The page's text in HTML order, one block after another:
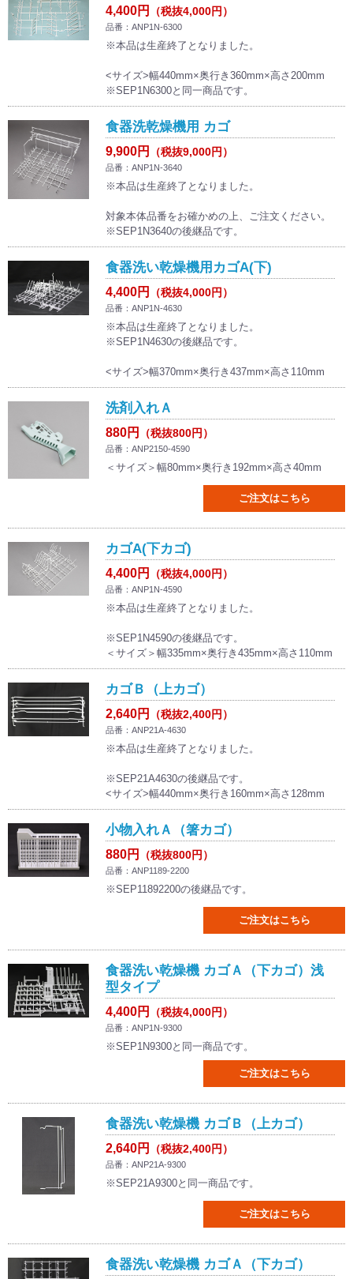
4,400円 （税抜4,000円）
品番：ANP1N-6300
※本品は生産終了となりました。
<サイズ>幅440mm×奥行き360mm×高さ200mm
※SEP1N6300と同一商品です。
食器洗乾燥機用 カゴ
9,900円 （税抜9,000円）
品番：ANP1N-3640
※本品は生産終了となりました。
対象本体品番をお確かめの上、ご注文ください。
※SEP1N3640の後継品です。
食器洗い乾燥機用カゴA(下)
4,400円 （税抜4,000円）
品番：ANP1N-4630
※本品は生産終了となりました。
※SEP1N4630の後継品です。
<サイズ>幅370mm×奥行き437mm×高さ110mm
洗剤入れＡ
880円 （税抜800円）
品番：ANP2150-4590
＜サイズ＞幅80mm×奥行き192mm×高さ40mm
ご注文はこちら
カゴA(下カゴ)
4,400円 （税抜4,000円）
品番：ANP1N-4590
※本品は生産終了となりました。
※SEP1N4590の後継品です。
＜サイズ＞幅335mm×奥行き435mm×高さ110mm
カゴＢ（上カゴ）
2,640円 （税抜2,400円）
品番：ANP21A-4630
※本品は生産終了となりました。
※SEP21A4630の後継品です。
<サイズ>幅440mm×奥行き160mm×高さ128mm
小物入れＡ（箸カゴ）
880円 （税抜800円）
品番：ANP1189-2200
※SEP11892200の後継品です。
ご注文はこちら
食器洗い乾燥機 カゴＡ（下カゴ）浅
型タイプ
4,400円 （税抜4,000円）
品番：ANP1N-9300
※SEP1N9300と同一商品です。
ご注文はこちら
食器洗い乾燥機 カゴＢ（上カゴ）
2,640円 （税抜2,400円）
品番：ANP21A-9300
※SEP21A9300と同一商品です。
ご注文はこちら
食器洗い乾燥機 カゴＡ（下カゴ）